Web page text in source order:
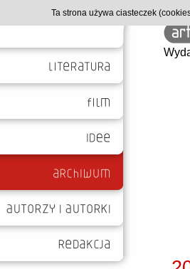
Ta strona używa ciasteczek